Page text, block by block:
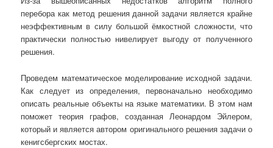
перебора как метод решения данной задачи является крайне
неэффективным в силу большой ёмкостной сложности, что
практически полностью нивелирует выгоду от полученного
решения.
Проведем математическое моделирование исходной задачи.
Как следует из определения, первоначально необходимо
описать реальные объекты на языке математики. В этом нам
поможет теория графов, созданная Леонардом Эйлером,
который и является автором оригинального решения задачи о
кенигсбергских мостах.